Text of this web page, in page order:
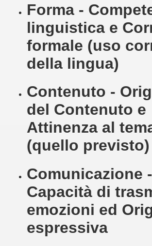
Forma -
linguistica e
formale (uso
della lingua)
Contenuto -
del Contenuto e
Attinenza al
(quello previsto)
Comunicazione -
Capacità di
emozioni ed
espressiva
RUGGIERO
– IV edizione – 2017
DELLA PACE- 2017
DEL GALATEO" - 2017
- 2017